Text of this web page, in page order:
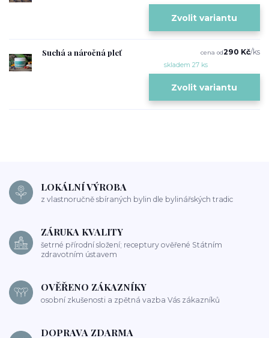
Zvolit variantu
Suchá a náročná pleť cena od290 Kč/ks
skladem 27 ks
Zvolit variantu
LOKÁLNÍ VÝROBA
z vlastnoručně sbíraných bylin dle bylinářských tradic
ZÁRUKA KVALITY
šetrné přírodní složení; receptury ověřené Státním
zdravotním ústavem
OVĚŘENO ZÁKAZNÍKY
osobní zkušenosti a zpětná vazba Vás zákazníků
DOPRAVA ZDARMA